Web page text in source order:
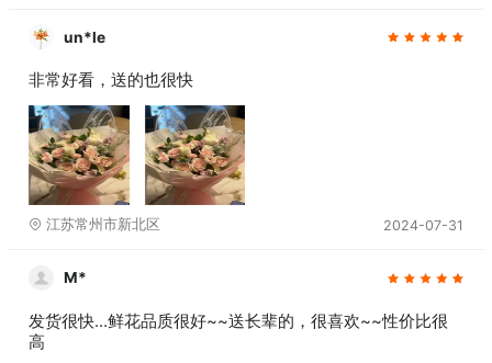
un*le
非常好看，送的也很快
江苏常州市新北区 2024-07-31
M*
发货很快…鲜花品质很好~~送长辈的，很喜欢~~性价比很
高